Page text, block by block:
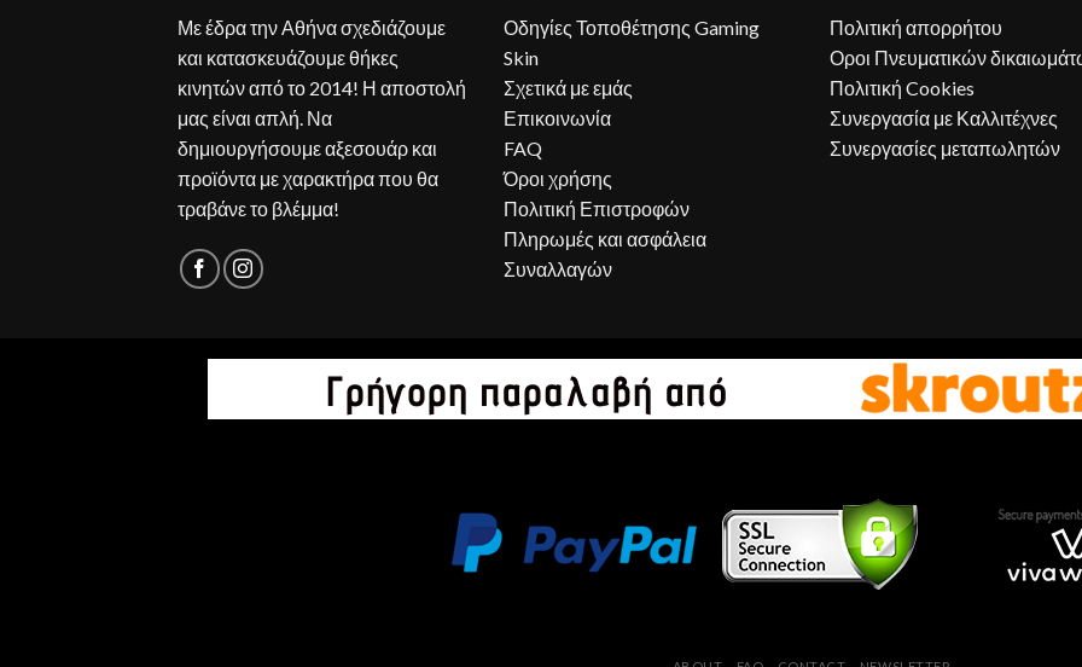
Με έδρα την Αθήνα σχεδιάζουμε
και κατασκευάζουμε θήκες
κινητών από το 2014! Η αποστολή
μας είναι απλή. Να
δημιουργήσουμε αξεσουάρ και
προϊόντα με χαρακτήρα που θα
τραβάνε το βλέμμα!
Οδηγίες Τοποθέτησης Gaming
Skin
Σχετικά με εμάς
Επικοινωνία
FAQ
Όροι χρήσης
Πολιτική Επιστροφών
Πληρωμές και ασφάλεια
Συναλλαγών
Πολιτική απορρήτου
Οροι Πνευματικών
Πολιτική Cookies
Συνεργασία με Καλλιτέχνες
Συνεργασίες μεταπωλητών